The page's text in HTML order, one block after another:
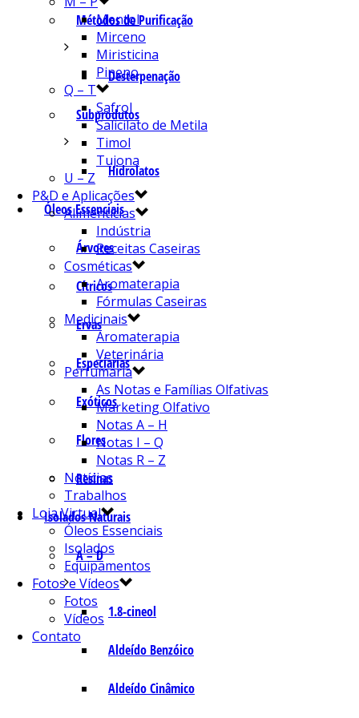
Métodos de Purificação
Desterpenação
Subprodutos
Hidrolatos
Óleos Essenciais
Árvores
Cítricos
Ervas
Especiarias
Exóticos
Flores
Resinas
Isolados Naturais
A – D
1.8-cineol
Aldeído Benzóico
Aldeído Cinâmico
Mentol
Mirceno
Miristicina
Pineno
Q – T
Safrol
Salicilato de Metila
Timol
Tujona
U – Z
P&D e Aplicações
Alimentícias
Indústria
Receitas Caseiras
Cosméticas
Aromaterapia
Fórmulas Caseiras
Medicinais
Aromaterapia
Veterinária
Perfumaria
As Notas e Famílias Olfativas
Marketing Olfativo
Notas A – H
Notas I – Q
Notas R – Z
Notícias
Trabalhos
Loja Virtual
Óleos Essenciais
Isolados
Equipamentos
Fotos e Vídeos
Fotos
Vídeos
Contato